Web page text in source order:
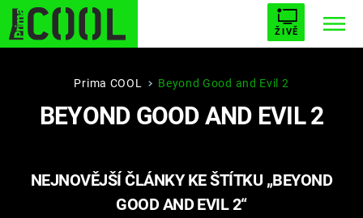
ŽIVĚ
STARHOUSE BUFFY, PŘEMOŽITELKA UPÍRŮ
ESCAPE PLNEJ KOTEL AVENGERS 5
Prima COOL Beyond Good and Evil 2
BEYOND GOOD AND EVIL 2
NEJNOVĚJŠÍ ČLÁNKY KE ŠTÍTKU „BEYOND
GOOD AND EVIL 2“